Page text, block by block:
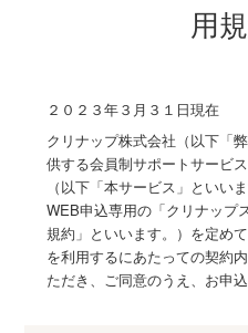
用
２０２３年３月３１日現在
クリナップ株式会社（以下「
供する会員制サポートサービ
（以下「本サービス」といい
WEB申込専用の「クリナップ
規約」といいます。）を定め
を利用するにあたっての契約
ただき、ご同意のうえ、お申込